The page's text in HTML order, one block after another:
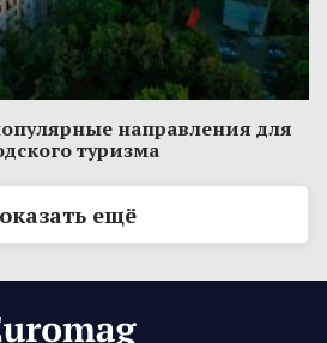
направления для
туризма
ещё